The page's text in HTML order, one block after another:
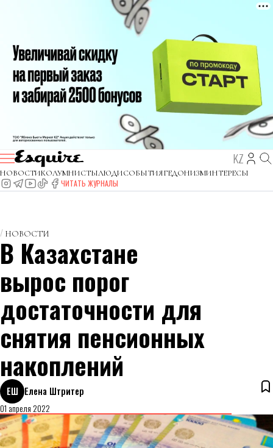
KZ
НОВОСТИКОЛУМНИСТЫЛЮДИСОБЫТИЯГЕДОНИЗМИНТЕРЕСЫ
ЧИТАТЬ ЖУРНАЛЫ
НОВОСТИ
В Казахстане
вырос порог
достаточности для
снятия пенсионных
накоплений
ЕШ Елена Штритер
01 апреля 2022